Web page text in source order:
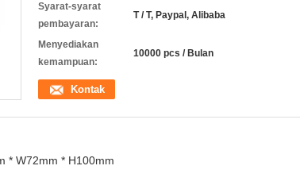
Syarat-syarat
pembayaran:
T / T, Paypal, Alibaba
Menyediakan
kemampuan:
10000 pcs / Bulan
Kontak
* W72mm * H100mm